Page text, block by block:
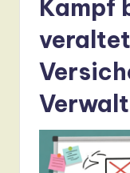
In
Kampf